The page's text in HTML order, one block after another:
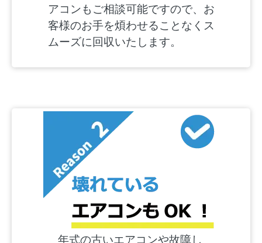
アコンもご相談可能ですので、お
客様のお手を煩わせることなくス
ムーズに回収いたします。
年式の古いエアコンや故障し